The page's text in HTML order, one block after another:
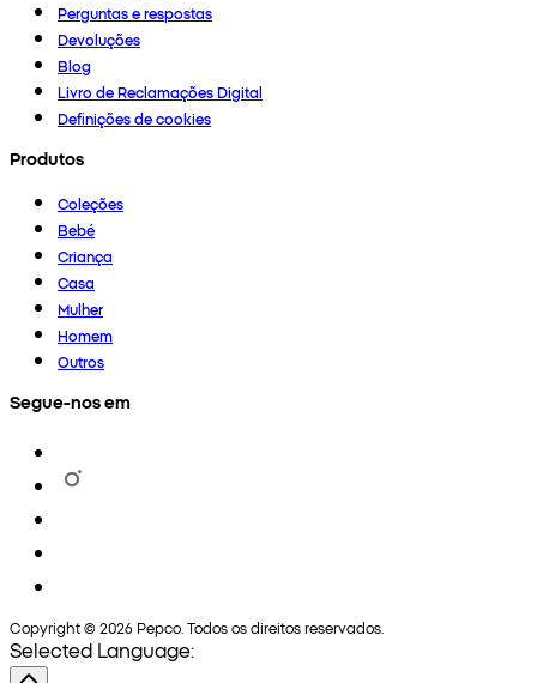
Perguntas e respostas
Devoluções
Blog
Livro de Reclamações Digital
Definições de cookies
Produtos
Coleções
Bebé
Criança
Casa
Mulher
Homem
Outros
Segue-nos em
Copyright © 2026 Pepco. Todos os direitos reservados.
Selected Language: